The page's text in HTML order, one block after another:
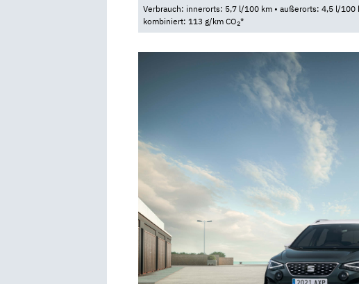
Verbrauch: innerorts: 5,7 l/100 km • außerorts: 4,5 l/
kombiniert: 113 g/km CO2*